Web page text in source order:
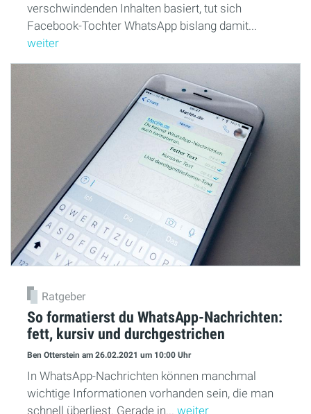
verschwindenden Inhalten basiert, tut sich
Facebook-Tochter WhatsApp bislang damit...
weiter
Ratgeber
So formatierst du WhatsApp-Nachrichten:
fett, kursiv und durchgestrichen
Ben Otterstein am 26.02.2021 um 10:00 Uhr
In WhatsApp-Nachrichten können manchmal
wichtige Informationen vorhanden sein, die man
schnell überliest. Gerade in... weiter